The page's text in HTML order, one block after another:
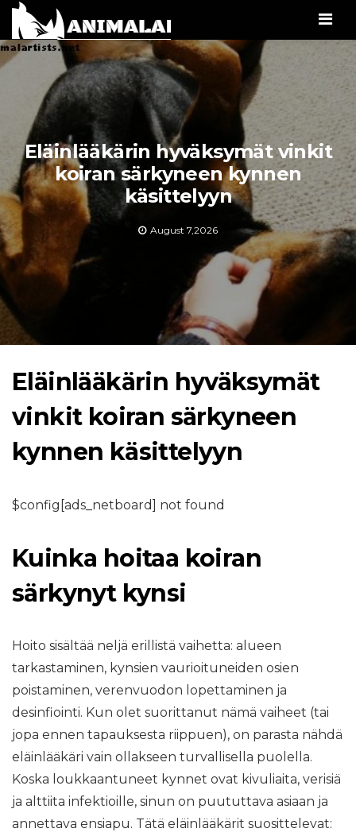
Eläinlääkärin hyväksymät vinkit
koiran särkyneen kynnen
käsittelyyn
August 7,2026
Eläinlääkärin hyväksymät
vinkit koiran särkyneen
kynnen käsittelyyn
$config[ads_netboard] not found
Kuinka hoitaa koiran
särkynyt kynsi
Hoito sisältää neljä erillistä vaihetta: alueen
tarkastaminen, kynsien vaurioituneiden osien
poistaminen, verenvuodon lopettaminen ja
desinfiointi. Kun olet suorittanut nämä vaiheet (tai
jopa ennen tapauksesta riippuen), on parasta nähdä
eläinlääkäri vain ollakseen turvallisella puolella.
Koska loukkaantuneet kynnet ovat kivuliaita, verisiä
ja alttiita infektioille, sinun on puututtava asiaan ja
annettava ensiapu. Tätä eläinlääkärit suosittelevat: